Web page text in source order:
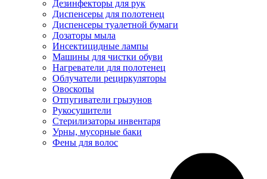
Дезинфекторы для рук
Диспенсеры для полотенец
Диспенсеры туалетной бумаги
Дозаторы мыла
Инсектицидные лампы
Машины для чистки обуви
Нагреватели для полотенец
Облучатели рециркуляторы
Овоскопы
Отпугиватели грызунов
Рукосушители
Стерилизаторы инвентаря
Урны, мусорные баки
Фены для волос